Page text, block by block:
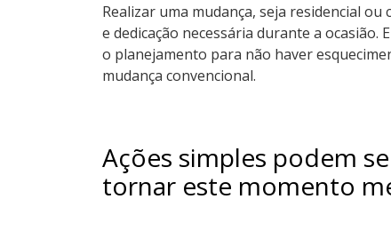
Realizar uma mudança, seja residencial
e dedicação necessária durante a
o planejamento para não haver
mudança convencional.
Ações simples podem
tornar este momento